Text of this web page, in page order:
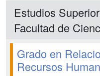
Estudios
Facultad de
Grado en
Recursos